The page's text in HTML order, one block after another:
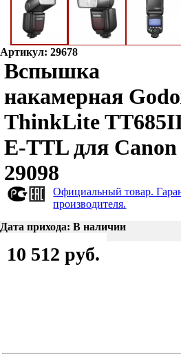
Артикул: 29678
Вспышка
накамерная
ThinkLite
E-TTL для Canon
29098
Официальный товар.
производителя.
Дата прихода: В наличии
10 512 руб.